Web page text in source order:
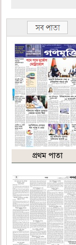
প্রথম পাতা